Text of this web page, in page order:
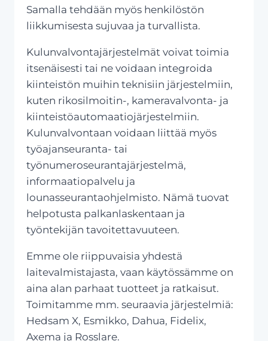
Samalla tehdään myös henkilöstön
liikkumisesta sujuvaa ja turvallista.
Kulunvalvontajärjestelmät voivat toimia
itsenäisesti tai ne voidaan integroida
kiinteistön muihin teknisiin järjestelmiin,
kuten rikosilmoitin-, kameravalvonta- ja
kiinteistöautomaatiojärjestelmiin.
Kulunvalvontaan voidaan liittää myös
työajanseuranta- tai
työnumeroseurantajärjestelmä,
informaatiopalvelu ja
lounasseurantaohjelmisto. Nämä tuovat
helpotusta palkanlaskentaan ja
työntekijän tavoitettavuuteen.
Emme ole riippuvaisia yhdestä
laitevalmistajasta, vaan käytössämme on
aina alan parhaat tuotteet ja ratkaisut.
Toimitamme mm. seuraavia järjestelmiä:
Hedsam X, Esmikko, Dahua, Fidelix,
Axema ja Rosslare.